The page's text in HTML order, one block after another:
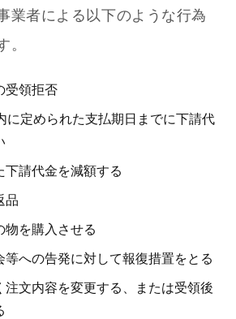
業者による以下のような行為
。
受領拒否
に定められた支払期日までに下請代
下請代金を減額する
品
物を購入させる
等への告発に対して報復措置をとる
注文内容を変更する、または受領後